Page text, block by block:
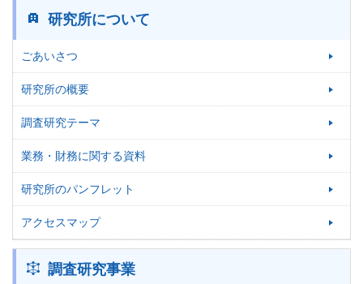
研究所について
ごあいさつ
研究所の概要
調査研究テーマ
業務・財務に関する資料
研究所のパンフレット
アクセスマップ
調査研究事業